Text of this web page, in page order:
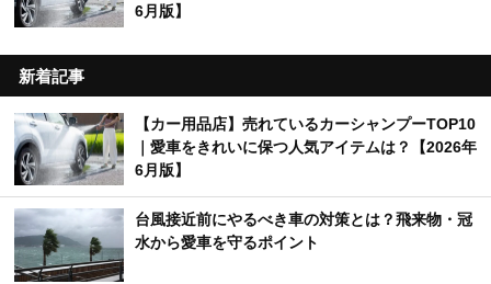
6月版】
新着記事
【カー用品店】売れているカーシャンプーTOP10
｜愛車をきれいに保つ人気アイテムは？【2026年
6月版】
台風接近前にやるべき車の対策とは？飛来物・冠
水から愛車を守るポイント